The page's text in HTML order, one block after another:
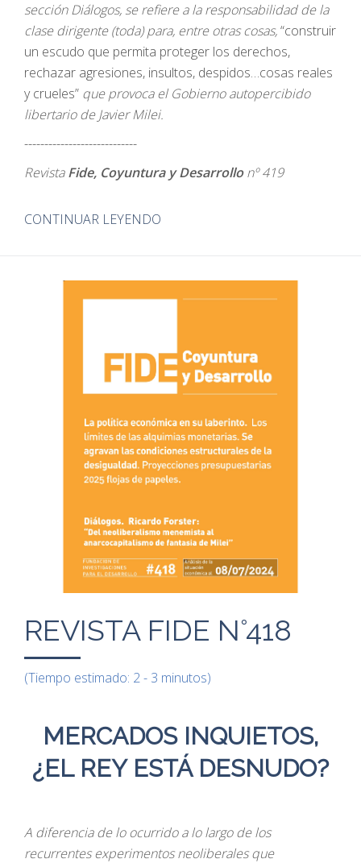
sección Diálogos, se refiere a la responsabilidad de la
clase dirigente (toda) para, entre otras cosas,“construir
un escudo que permita proteger los derechos,
rechazar agresiones, insultos, despidos…cosas reales
y crueles” que provoca el Gobierno autopercibido
libertario de Javier Milei.
----------------------------
RevistaFide, Coyuntura y Desarrollonº 419
CONTINUAR LEYENDO
REVISTA FIDE N°418
(Tiempo estimado: 2 - 3 minutos)
MERCADOS INQUIETOS,
¿EL REY ESTÁ DESNUDO?
A diferencia de lo ocurrido a lo largo de los
recurrentes experimentos neoliberales que